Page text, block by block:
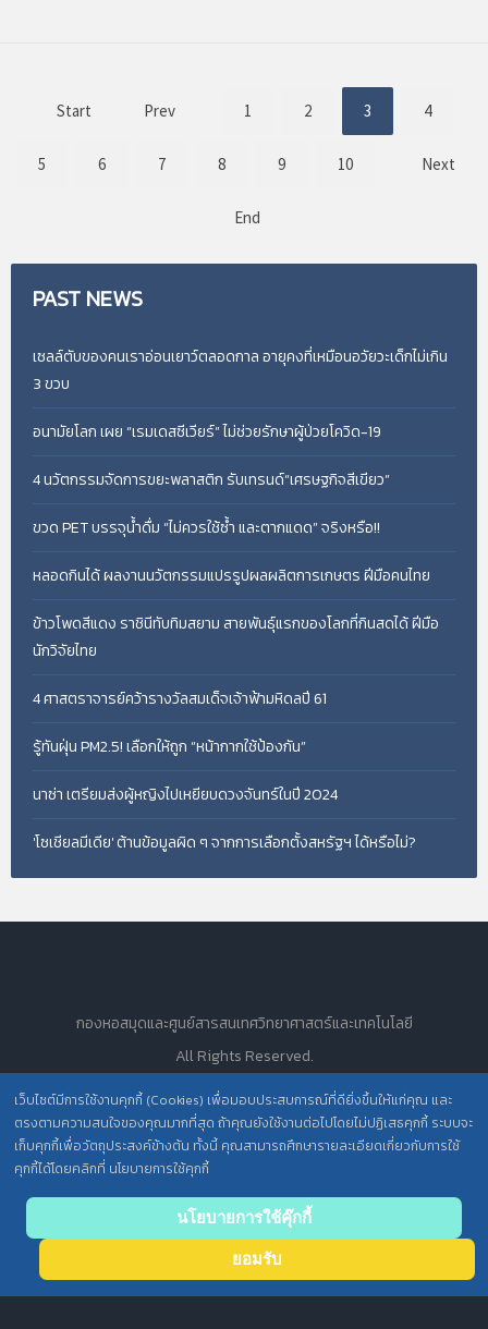
Start Prev 1 2 3 4
5 6 7 8 9 10 Next
End
PAST NEWS
เซลล์ตับของคนเราอ่อนเยาว์ตลอดกาล อายุคงที่เหมือนอวัยวะเด็กไม่เกิน
3 ขวบ
อนามัยโลก เผย “เรมเดสซีเวียร์” ไม่ช่วยรักษาผู้ป่วยโควิด-19
4 นวัตกรรมจัดการขยะพลาสติก รับเทรนด์“เศรษฐกิจสีเขียว”
ขวด PET บรรจุน้ำดื่ม “ไม่ควรใช้ซ้ำ และตากแดด” จริงหรือ!!
หลอดกินได้ ผลงานนวัตกรรมแปรรูปผลผลิตการเกษตร ฝีมือคนไทย
ข้าวโพดสีแดง ราชินีทับทิมสยาม สายพันธุ์แรกของโลกที่กินสดได้ ฝีมือ
นักวิจัยไทย
4 ศาสตราจารย์คว้ารางวัลสมเด็จเจ้าฟ้ามหิดลปี 61
รู้ทันฝุ่น PM2.5! เลือกให้ถูก “หน้ากากใช้ป้องกัน”
นาซ่า เตรียมส่งผู้หญิงไปเหยียบดวงจันทร์ในปี 2024
'โซเชียลมีเดีย' ต้านข้อมูลผิด ๆ จากการเลือกตั้งสหรัฐฯ ได้หรือไม่?
เว็บไซต์มีการใช้งานคุกกี้ (Cookies) เพื่อมอบประสบการณ์ที่ดียิ่งขึ้นให้แก่คุณ และ
ตรงตามความสนใจของคุณมากที่สุด ถ้าคุณยังใช้งานต่อไปโดยไม่ปฏิเสธคุกกี้ ระบบจะ
เก็บคุกกี้เพื่อวัตถุประสงค์ข้างต้น ทั้งนี้ คุณสามารถศึกษารายละเอียดเกี่ยวกับการใช้
คุกกี้ได้โดยคลิกที่ นโยบายการใช้คุกกี้
นโยบายการใช้คุ๊กกี้
ยอมรับ
กองหอสมุดและศูนย์สารสนเทศวิทยาศาสตร์และเทคโนโลยี
All Rights Reserved.
นโยบายการคุ้มครองข้อมูลส่วนบุคคล วศ. /
ประกาศความเป็นส่วนตัว (Privacy Notice) สำหรับการบริการสารสนเทศ
to top